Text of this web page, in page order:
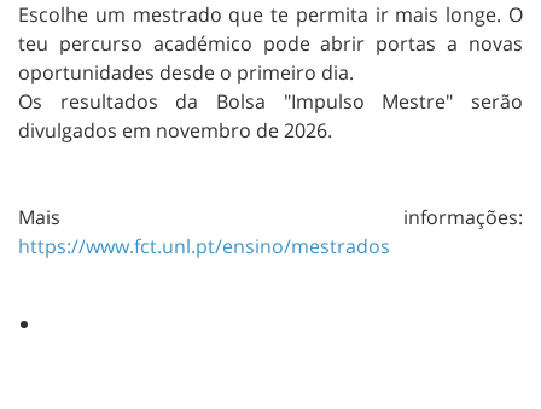
Escolhe um mestrado que te permita ir mais longe. O
teu percurso académico pode abrir portas a novas
oportunidades desde o primeiro dia.
Os resultados da Bolsa "Impulso Mestre" serão
divulgados em novembro de 2026.
Mais informações:
https://www.fct.unl.pt/ensino/mestrados